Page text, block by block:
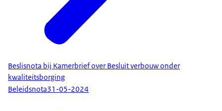
Beslisnota bij Kamerbrief over Besluit verbouw onder
kwaliteitsborging
Beleidsnota31-05-2024